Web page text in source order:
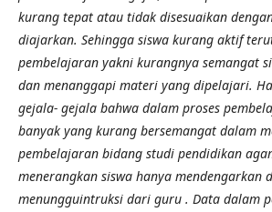
kurang tepat atau tidak disesuaikan
diajarkan. Sehingga siswa kurang aktif
pembelajaran yakni kurangnya semangat
dan menanggapi materi yang dipelajari.
gejala- gejala bahwa dalam proses
banyak yang kurang bersemangat dalam
pembelajaran bidang studi pendidikan
menerangkan siswa hanya mendengarkan
menungguintruksi dari guru . Data dalam